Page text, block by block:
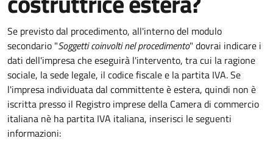
Se previsto dal procedimento, all'interno del modulo
secondario "Soggetti coinvolti nel procedimento" dovrai indicare i
dati dell'impresa che eseguirà l'intervento, tra cui la ragione
sociale, la sede legale, il codice fiscale e la partita IVA. Se
l'impresa individuata dal committente è estera, quindi non è
iscritta presso il Registro imprese della Camera di commercio
italiana nè ha partita IVA italiana, inserisci le seguenti
informazioni: